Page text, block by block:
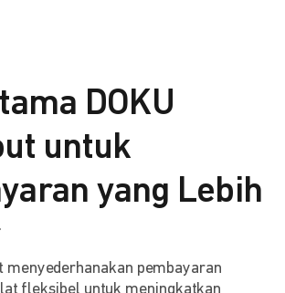
DOKU
untuk
yang Lebih
menyederhanakan pembayaran